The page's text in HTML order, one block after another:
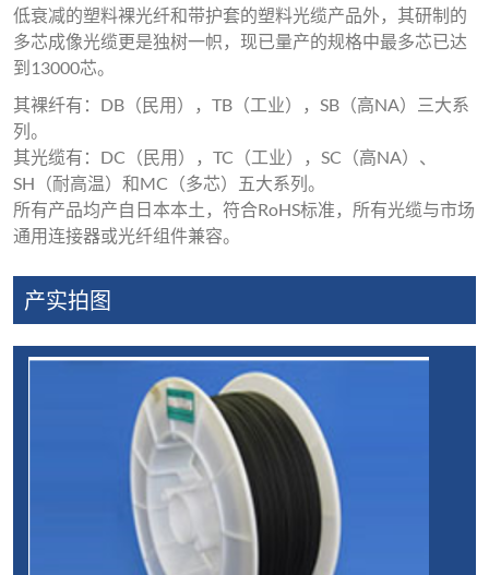
低衰减的塑料裸光纤和带护套的塑料光缆产品外，其研制的
多芯成像光缆更是独树一帜，现已量产的规格中最多芯已达
到13000芯。
其裸纤有：DB（民用），TB（工业），SB（高NA）三大系
列。
其光缆有：DC（民用），TC（工业），SC（高NA）、
SH（耐高温）和MC（多芯）五大系列。
所有产品均产自日本本土，符合RoHS标准，所有光缆与市场
通用连接器或光纤组件兼容。
产实拍图